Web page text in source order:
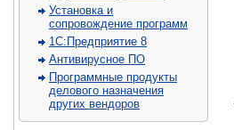
Установка и
сопровождение программ
1С:Предприятие 8
Антивирусное ПО
Программные продукты
делового назначения
других вендоров